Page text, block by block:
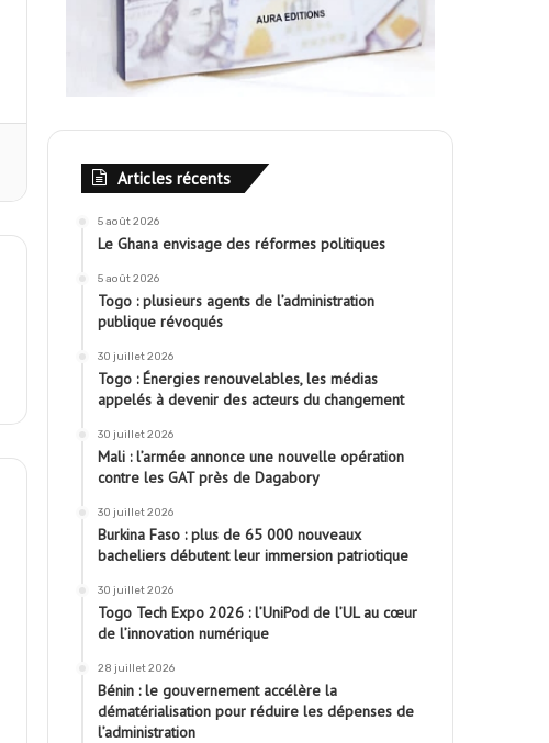
Articles récents
5 août 2026
Le Ghana envisage des réformes politiques
5 août 2026
Togo : plusieurs agents de l’administration
publique révoqués
30 juillet 2026
Togo : Énergies renouvelables, les médias
appelés à devenir des acteurs du changement
30 juillet 2026
Mali : l’armée annonce une nouvelle opération
contre les GAT près de Dagabory
30 juillet 2026
Burkina Faso : plus de 65 000 nouveaux
bacheliers débutent leur immersion patriotique
30 juillet 2026
Togo Tech Expo 2026 : l’UniPod de l’UL au cœur
de l’innovation numérique
28 juillet 2026
Bénin : le gouvernement accélère la
dématérialisation pour réduire les dépenses de
l’administration